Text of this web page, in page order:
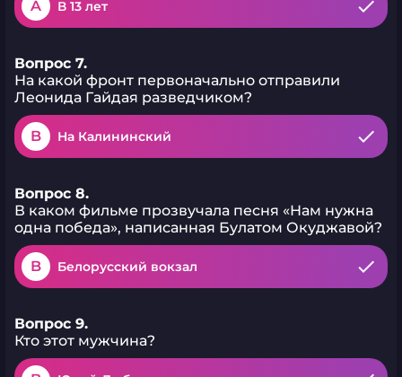
A В 13 лет
Вопрос 7.
На какой фронт первоначально отправили
Леонида Гайдая разведчиком?
B На Калининский
Вопрос 8.
В каком фильме прозвучала песня «Нам нужна
одна победа», написанная Булатом Окуджавой?
B Белорусский вокзал
Вопрос 9.
Кто этот мужчина?